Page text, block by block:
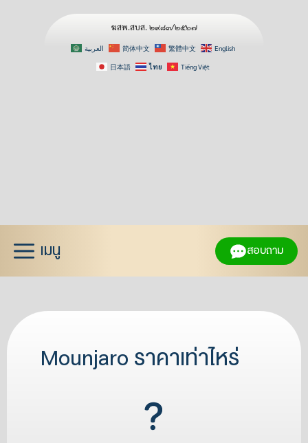
ฆสพ.สบส. ๒๙๘๓/๒๕๖๗
العربية 简体中文 繁體中文 English
日本語 ไทย Tiếng Việt
เมนู สอบถาม
Mounjaro ราคาเท่าไหร่